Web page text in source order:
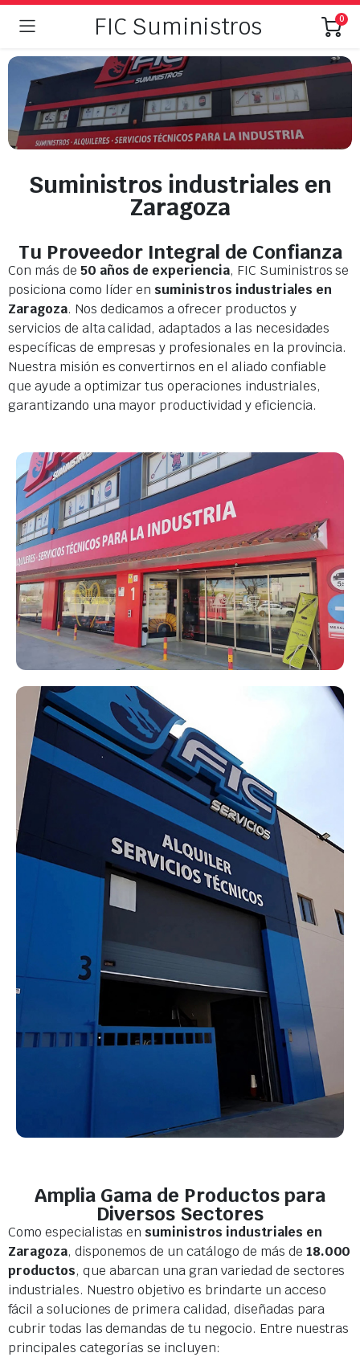
FIC Suministros 0
Suministros industriales en
Zaragoza
Tu Proveedor Integral de Confianza
Con más de 50 años de experiencia, FIC Suministros se
posiciona como líder en suministros industriales en
Zaragoza. Nos dedicamos a ofrecer productos y
servicios de alta calidad, adaptados a las necesidades
específicas de empresas y profesionales en la provincia.
Nuestra misión es convertirnos en el aliado confiable
que ayude a optimizar tus operaciones industriales,
garantizando una mayor productividad y eficiencia.
Amplia Gama de Productos para
Diversos Sectores
Como especialistas en suministros industriales en
Zaragoza, disponemos de un catálogo de más de 18.000
productos, que abarcan una gran variedad de sectores
industriales. Nuestro objetivo es brindarte un acceso
fácil a soluciones de primera calidad, diseñadas para
cubrir todas las demandas de tu negocio. Entre nuestras
principales categorías se incluyen: